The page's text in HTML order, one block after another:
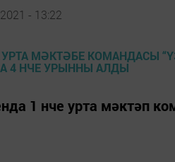
- 13:22
1 нче урта мәктәп